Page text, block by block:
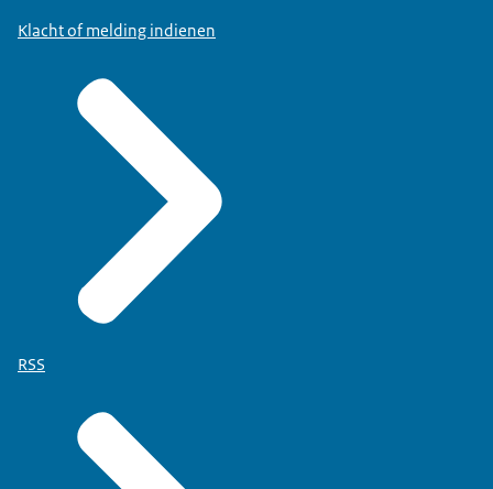
Klacht of melding indienen
RSS